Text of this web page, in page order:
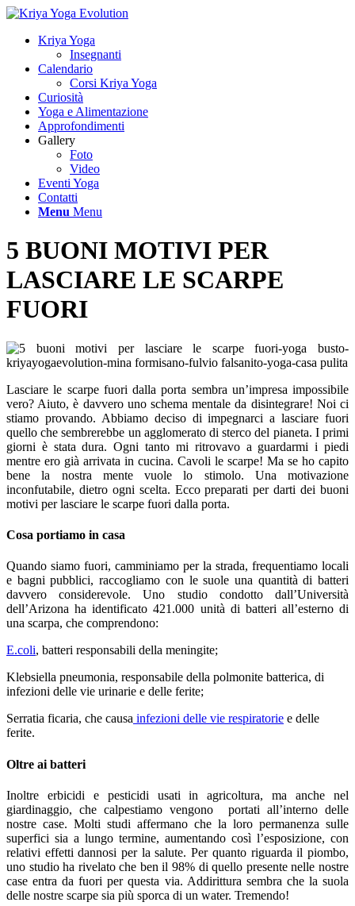
Kriya Yoga
Insegnanti
Calendario
Corsi Kriya Yoga
Curiosità
Yoga e Alimentazione
Approfondimenti
Gallery
Foto
Video
Eventi Yoga
Contatti
Menu Menu
5 BUONI MOTIVI PER
LASCIARE LE SCARPE
FUORI
Lasciare le scarpe fuori dalla porta sembra un’impresa impossibile
vero? Aiuto, è davvero uno schema mentale da disintegrare! Noi ci
stiamo provando. Abbiamo deciso di impegnarci a lasciare fuori
quello che sembrerebbe un agglomerato di sterco del pianeta. I primi
giorni è stata dura. Ogni tanto mi ritrovavo a guardarmi i piedi
mentre ero già arrivata in cucina. Cavoli le scarpe! Ma se ho capito
bene la nostra mente vuole lo stimolo. Una motivazione
inconfutabile, dietro ogni scelta. Ecco preparati per darti dei buoni
motivi per lasciare le scarpe fuori dalla porta.
Cosa portiamo in casa
Quando siamo fuori, camminiamo per la strada, frequentiamo locali
e bagni pubblici, raccogliamo con le suole una quantità di batteri
davvero considerevole. Uno studio condotto dall’Università
dell’Arizona ha identificato 421.000 unità di batteri all’esterno di
una scarpa, che comprendono:
E.coli, batteri responsabili della meningite;
Klebsiella pneumonia, responsabile della polmonite batterica, di
infezioni delle vie urinarie e delle ferite;
Serratia ficaria, che causa infezioni delle vie respiratorie e delle
ferite.
Oltre ai batteri
Inoltre erbicidi e pesticidi usati in agricoltura, ma anche nel
giardinaggio, che calpestiamo vengono portati all’interno delle
nostre case. Molti studi affermano che la loro permanenza sulle
superfici sia a lungo termine, aumentando così l’esposizione, con
relativi effetti dannosi per la salute. Per quanto riguarda il piombo,
uno studio ha rivelato che ben il 98% di quello presente nelle nostre
case entra da fuori per questa via. Addirittura sembra che la suola
delle nostre scarpe sia più sporca di un water. Tremendo!